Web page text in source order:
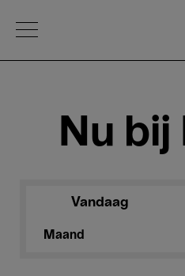
Open Menu
Nu bij
Vandaag
Maand